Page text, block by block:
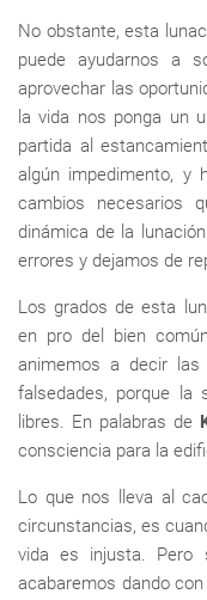
No obstante, esta
puede ayudarnos a
aprovechar las
la vida nos ponga un
partida al
algún impedimento, y
cambios necesarios
dinámica de la
errores y dejamos de
Los grados de esta
en pro del bien
animemos a decir las
falsedades, porque la
libres. En palabras de
consciencia para la
Lo que nos lleva al
circunstancias, es
vida es injusta. Pero
acabaremos dando